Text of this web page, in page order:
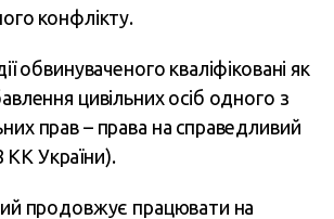
конфлікту.
обвинуваченого кваліфіковані як
цивільних осіб одного з
прав – права на справедливий
КК України).
продовжує працювати на